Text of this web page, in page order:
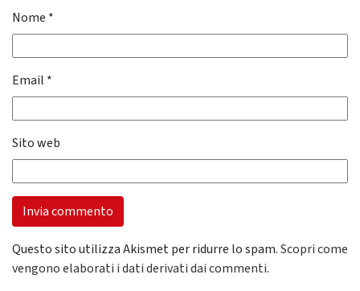
Nome *
Email *
Sito web
Questo sito utilizza Akismet per ridurre lo spam.Scopri come
vengono elaborati i dati derivati dai commenti.